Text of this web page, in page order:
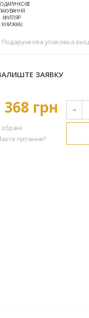
(ФУТЛЯР
КНИЖКА)
упаковка
ЗАЯВКУ
368 грн
обрані
питання?